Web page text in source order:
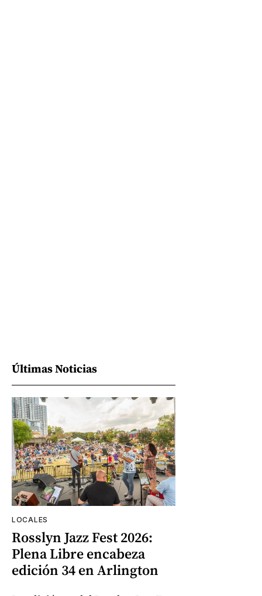
Últimas Noticias
LOCALES
Rosslyn Jazz Fest 2026:
Plena Libre encabeza
edición 34 en Arlington